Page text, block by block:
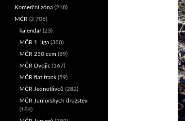
Komerční zóna (218)
MČR (2 706)
kalendář(23)
MČR 1. liga (380)
MČR 250 ccm (89)
MČR Dvojic (167)
MČR flat track (59)
MČR Jednotlivců (282)
MČR Juniorských družstev
(184)